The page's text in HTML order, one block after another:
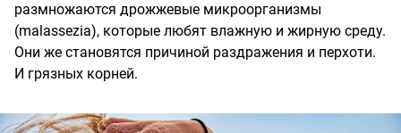
размножаются дрожжевые микроорганизмы
(malassezia), которые любят влажную и жирную среду.
Они же становятся причиной раздражения и перхоти.
И грязных корней.